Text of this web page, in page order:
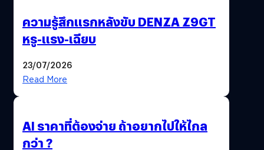
ความรู้สึกแรกหลังขับ DENZA Z9GT
หรู-แรง-เฉียบ
23/07/2026
Read More
AI ราคาที่ต้องจ่าย ถ้าอยากไปให้ไกล
กว่า ?